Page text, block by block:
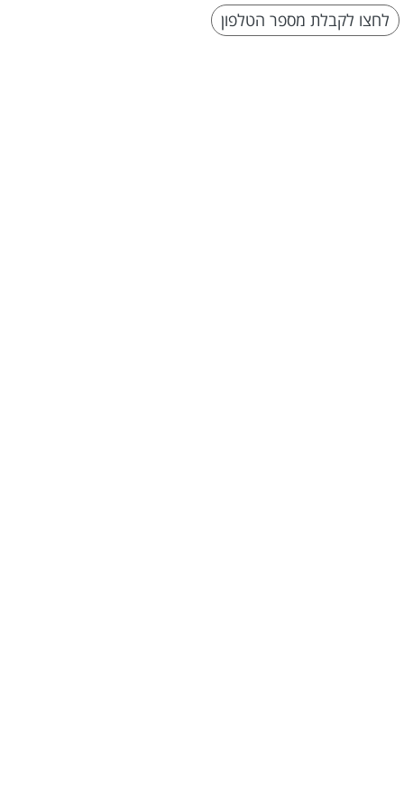
לחצו לקבלת מספר הטלפון